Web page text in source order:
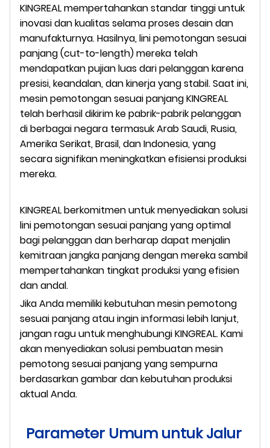
KINGREAL mempertahankan standar tinggi untuk
inovasi dan kualitas selama proses desain dan
manufakturnya. Hasilnya, lini pemotongan sesuai
panjang (cut-to-length) mereka telah
mendapatkan pujian luas dari pelanggan karena
presisi, keandalan, dan kinerja yang stabil. Saat ini,
mesin pemotongan sesuai panjang KINGREAL
telah berhasil dikirim ke pabrik-pabrik pelanggan
di berbagai negara termasuk Arab Saudi, Rusia,
Amerika Serikat, Brasil, dan Indonesia, yang
secara signifikan meningkatkan efisiensi produksi
mereka.
KINGREAL berkomitmen untuk menyediakan solusi
lini pemotongan sesuai panjang yang optimal
bagi pelanggan dan berharap dapat menjalin
kemitraan jangka panjang dengan mereka sambil
mempertahankan tingkat produksi yang efisien
dan andal.
Jika Anda memiliki kebutuhan mesin pemotong
sesuai panjang atau ingin informasi lebih lanjut,
jangan ragu untuk menghubungi KINGREAL. Kami
akan menyediakan solusi pembuatan mesin
pemotong sesuai panjang yang sempurna
berdasarkan gambar dan kebutuhan produksi
aktual Anda.
Parameter Umum untuk Jalur